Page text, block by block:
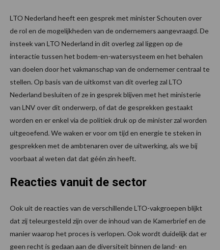
LTO Nederland heeft een gesprek met minister Schouten over
de rol en de mogelijkheden van de ondernemers aangevraagd. De
insteek van LTO Nederland in dit overleg zal liggen op de
interactie tussen het bodem-en-watersysteem en het behalen
van doelen door het vakmanschap van de ondernemer centraal te
stellen. Op basis van de uitkomst van dit overleg zal LTO
Nederland besluiten of ze in gesprek blijven met het ministerie
van LNV over dit onderwerp, of dat de gesprekken gestaakt
worden en er enkel via de politiek druk op de minister zal worden
uitgeoefend. We waken er voor om tijd en energie te steken in
gesprekken met de ambtenaren over de uitwerking, als we bij
voorbaat al weten dat dat géén zin heeft.
Reacties vanuit de sector
Ook uit de reacties van de verschillende LTO-vakgroepen blijkt
dat zij teleurgesteld zijn over de inhoud van de Kamerbrief en de
manier waarop het proces is verlopen. Ook wordt duidelijk dat er
geen recht is gedaan aan de diversiteit binnen de land- en